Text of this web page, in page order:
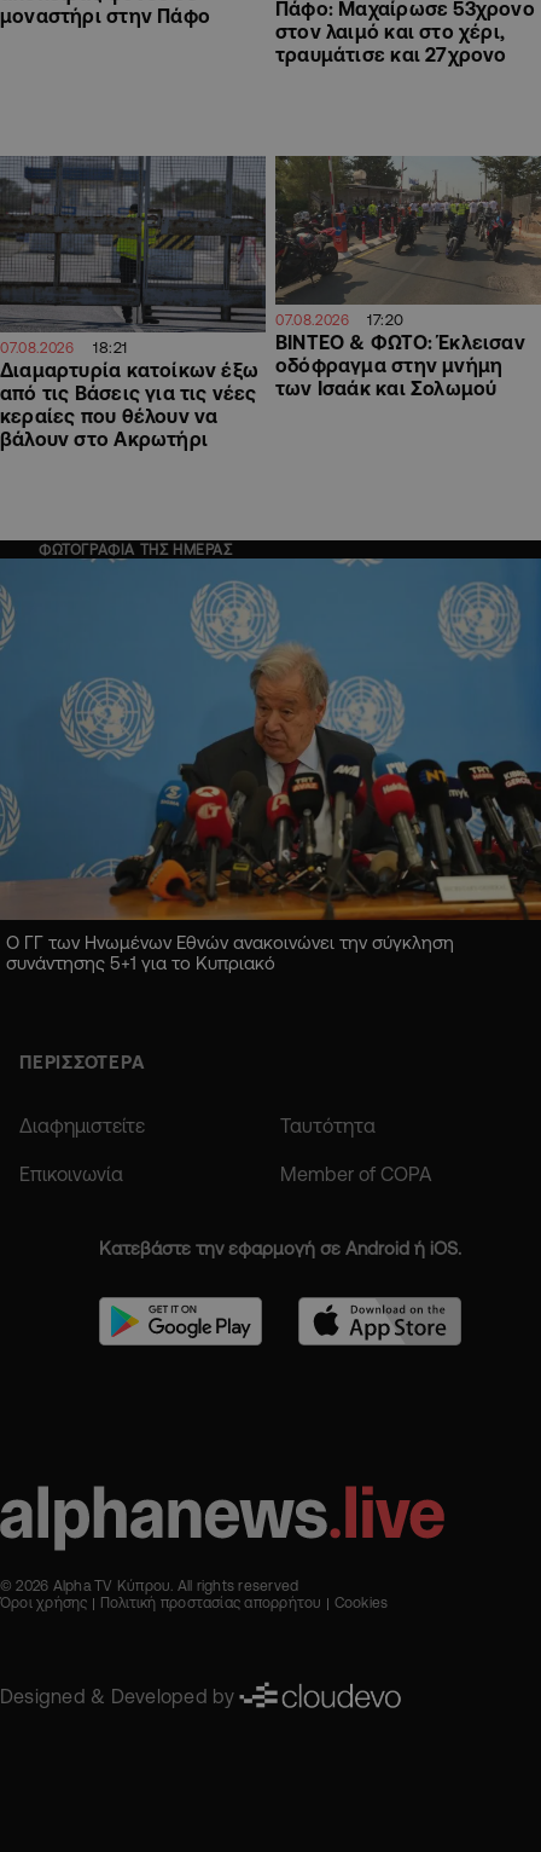
μοναστήρι στην Πάφο
Πάφο: Μαχαίρωσε 53χρονο
στον λαιμό και στο χέρι,
τραυμάτισε και 27χρονο
07.08.2026 18:21
Διαμαρτυρία κατοίκων έξω
από τις Βάσεις για τις νέες
κεραίες που θέλουν να
βάλουν στο Ακρωτήρι
07.08.2026 17:20
ΒΙΝΤΕΟ & ΦΩΤΟ: Έκλεισαν
οδόφραγμα στην μνήμη
των Ισαάκ και Σολωμού
ΦΩΤΟΓΡΑΦΙΑ ΤΗΣ ΗΜΕΡΑΣ
Ο ΓΓ των Ηνωμένων Εθνών ανακοινώνει την σύγκληση
συνάντησης 5+1 για το Κυπριακό
ΠΕΡΙΣΣΟΤΕΡΑ
Διαφημιστείτε Ταυτότητα
Επικοινωνία Member of COPA
Κατεβάστε την εφαρμογή σε Android ή iOS.
© 2026 Alpha TV Κύπρου. All rights reserved
Όροι χρήσης
Πολιτική προστασίας απορρήτου Cookies
Designed & Developed by